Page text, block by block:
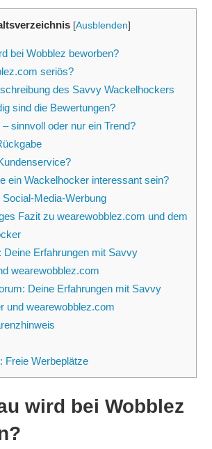
[Ausblenden]
bei Wobblez beworben?
seriös?
des Savvy Wackelhockers
sind die Bewertungen?
sinnvoll oder nur ein Trend?
ein Wackelhocker interessant sein?
Media-Werbung
Fazit zu wearewobblez.com und dem
Deine Erfahrungen mit Savvy
wearewobblez.com
Deine Erfahrungen mit Savvy
und wearewobblez.com
Freie Werbeplätze
wird bei Wobblez